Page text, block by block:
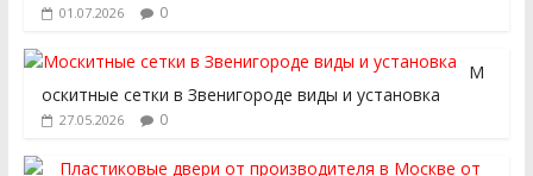
01.07.2026 0
М
оскитные сетки в Звенигороде виды и установка
27.05.2026 0